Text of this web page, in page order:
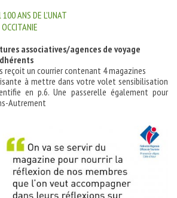
ANS DE L’UNAT
associatives/agences de voyage
reçoit un courrier contenant 4 magazines
à mettre dans votre volet sensibilisation
en p.6. Une passerelle également pour
Autrement